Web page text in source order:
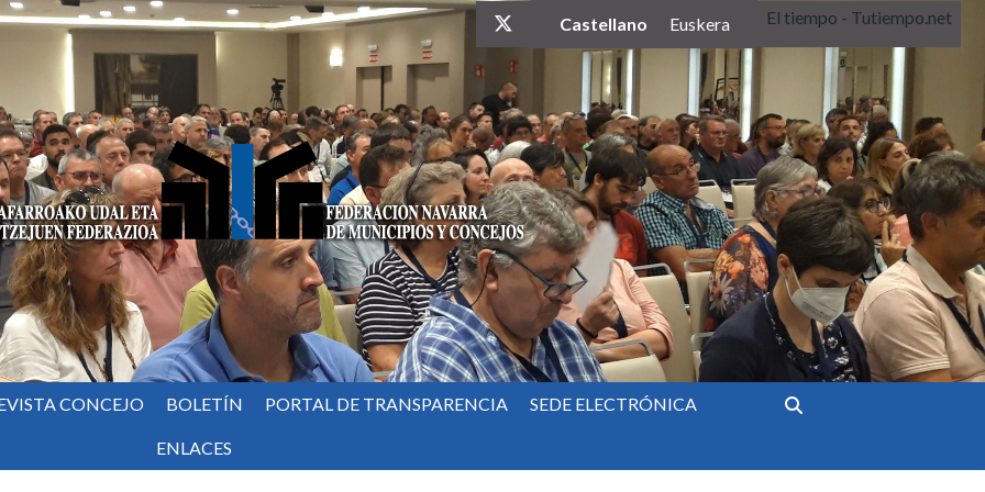
twitter
Castellano Euskera El tiempo - Tutiempo.net
CONCEJO BOLETÍN PORTAL DE TRANSPARENCIA SEDE ELECTRÓNICA
ENLACES